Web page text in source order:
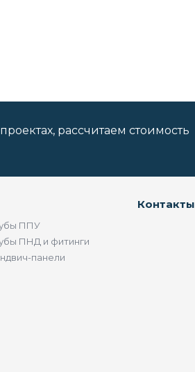
рассчитаем стоимость
ППУ
ПНД и фитинги
панели
Контакты